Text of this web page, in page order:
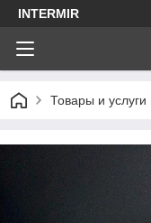
INTERMIR
Товары и услуги